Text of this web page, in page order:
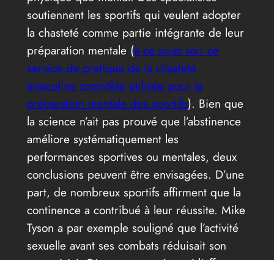
soutiennent les sportifs qui veulent adopter
la chasteté comme partie intégrante de leur
préparation mentale (à ce sujet voir ce
service de pratique de la chasteté
masculine contrôlée utilisée pour la
préparation mentale des sportifs). Bien que
la science n’ait pas prouvé que l’abstinence
améliore systématiquement les
performances sportives ou mentales, deux
conclusions peuvent être envisagées. D’une
part, de nombreux sportifs affirment que la
continence a contribué à leur réussite. Mike
Tyson a par exemple souligné que l’activité
sexuelle avant ses combats réduisait son